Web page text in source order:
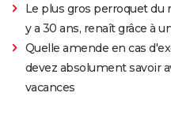
Le plus gros perroquet du
y a 30 ans, renaît grâce à
Quelle amende en cas
devez absolument savoir
vacances